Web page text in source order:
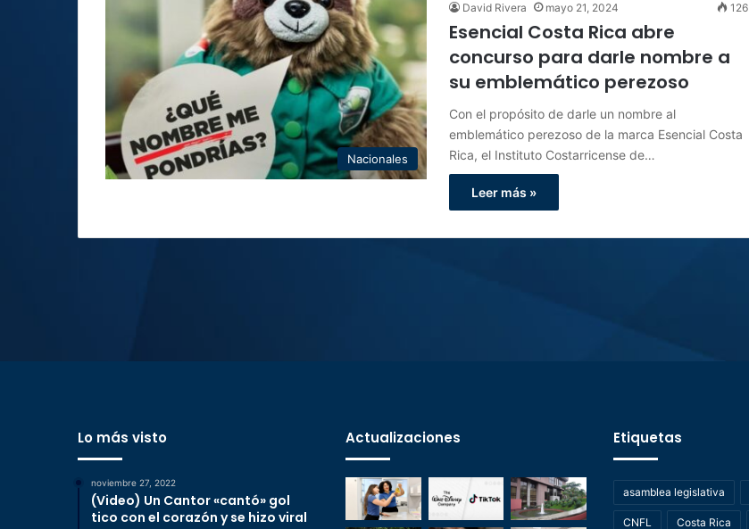
Nacionales
David Rivera mayo 21, 2024 126
Esencial Costa Rica abre
concurso para darle nombre a
su emblemático perezoso
Con el propósito de darle un nombre al
emblemático perezoso de la marca Esencial Costa
Rica, el Instituto Costarricense de…
Leer más »
Lo más visto
noviembre 27, 2022
(Video) Un Cantor «cantó» gol
tico con el corazón y se hizo viral
Actualizaciones Etiquetas
asamblea legislativa
CNFL Costa Rica